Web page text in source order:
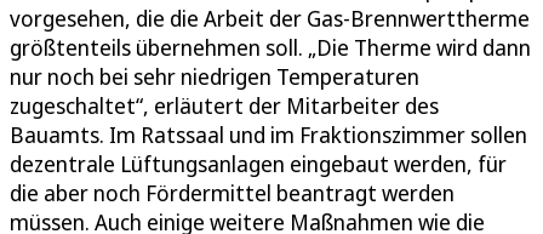
vorgesehen, die die Arbeit der Gas-Brennwerttherme
größtenteils übernehmen soll. „Die Therme wird dann
nur noch bei sehr niedrigen Temperaturen
zugeschaltet“, erläutert der Mitarbeiter des
Bauamts. Im Ratssaal und im Fraktionszimmer sollen
dezentrale Lüftungsanlagen eingebaut werden, für
die aber noch Fördermittel beantragt werden
müssen. Auch einige weitere Maßnahmen wie die